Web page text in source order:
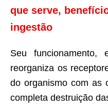
que serve,
ingestão
Seu
reorganiza os
do organismo com as
completa destruição